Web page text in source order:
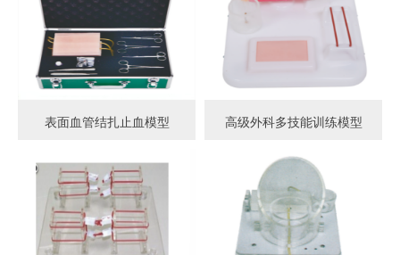
表面血管结扎止血模型 高级外科多技能训练模型